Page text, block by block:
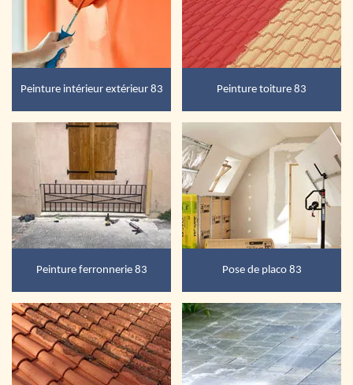
Peinture intérieur extérieur 83 Peinture toiture 83
Peinture ferronnerie 83 Pose de placo 83